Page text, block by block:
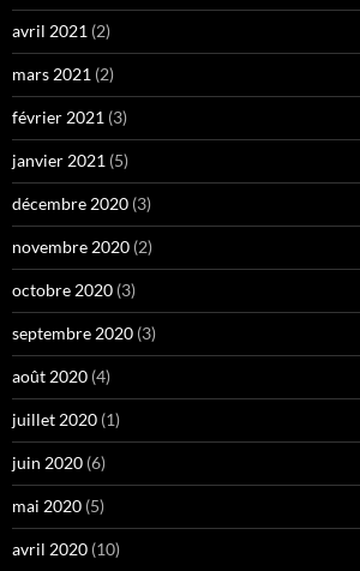
avril 2021 (2)
mars 2021 (2)
février 2021 (3)
janvier 2021 (5)
décembre 2020 (3)
novembre 2020 (2)
octobre 2020 (3)
septembre 2020 (3)
août 2020 (4)
juillet 2020 (1)
juin 2020 (6)
mai 2020 (5)
avril 2020 (10)